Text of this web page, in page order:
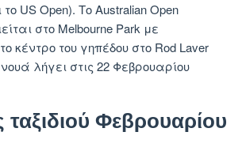
το US Open). Το Australian Open
στο Melbourne Park με
κέντρο του γηπέδου στο Rod Laver
λήγει στις 22 Φεβρουαρίου
Φεβρουαρίου